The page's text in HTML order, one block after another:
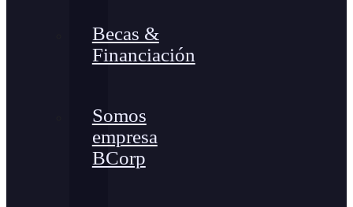
Becas &
Financiación
Somos
empresa
BCorp